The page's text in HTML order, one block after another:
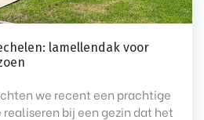
lamellendak voor
we recent een prachtige
bij een gezin dat het